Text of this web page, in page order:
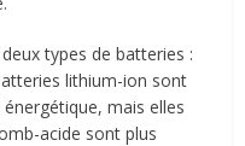
types de batteries :
lithium-ion sont
mais elles
acide sont plus